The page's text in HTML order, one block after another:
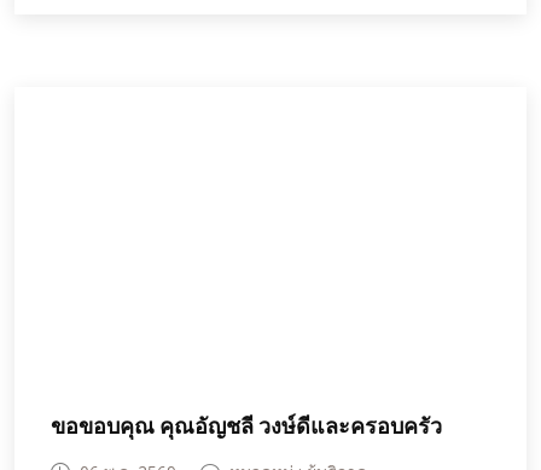
ขอขอบคุณ คุณอัญชลี วงษ์ดีและครอบครัว